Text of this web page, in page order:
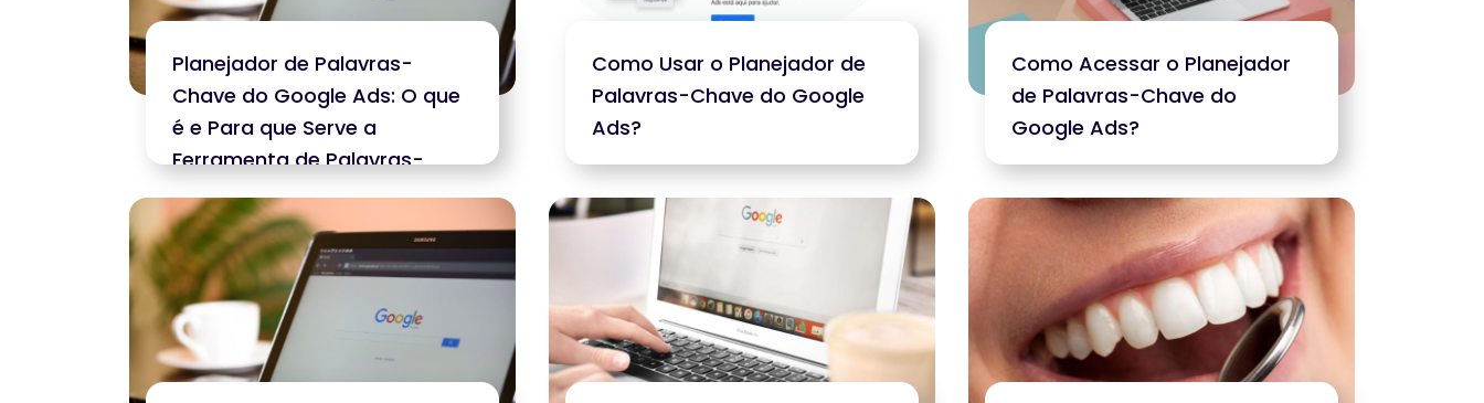
Planejador de Palavras-
Chave do Google Ads: O que
é e Para que Serve a
Ferramenta de Palavras-
chave do Google Ads
Como Usar o Planejador de
Palavras-Chave do Google
Ads?
Como Acessar o Planejador
de Palavras-Chave do
Google Ads?